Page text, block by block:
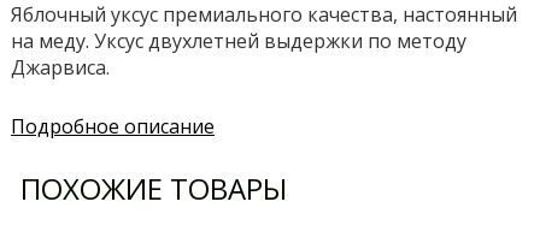
Яблочный уксус премиального качества, настоянный
на меду. Уксус двухлетней выдержки по методу
Джарвиса.
Подробное описание
ПОХОЖИЕ ТОВАРЫ